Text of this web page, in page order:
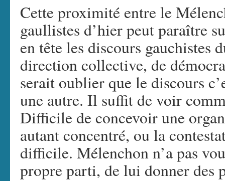
Cette proximité entre le
gaullistes d’hier peut paraître
en tête les discours gauchistes
direction collective, de
serait oublier que le discours
une autre. Il suffit de voir
Difficile de concevoir une
autant concentré, ou la
difficile. Mélenchon n’a pas
propre parti, de lui donner des